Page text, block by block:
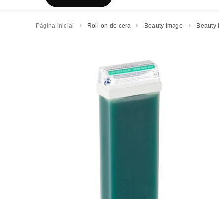
Página inicial Roll-on de cera Beauty Image Beauty